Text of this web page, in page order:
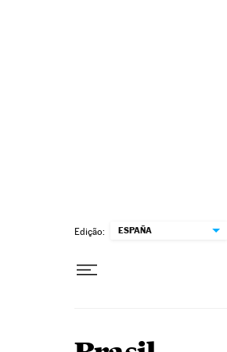
Edição: ESPAÑA